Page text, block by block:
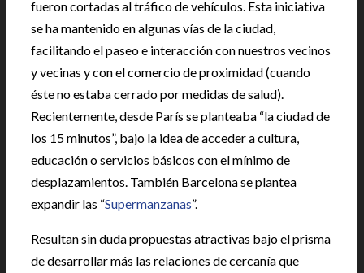
fueron cortadas al tráfico de vehículos. Esta iniciativa
se ha mantenido en algunas vías de la ciudad,
facilitando el paseo e interacción con nuestros vecinos
y vecinas y con el comercio de proximidad (cuando
éste no estaba cerrado por medidas de salud).
Recientemente, desde París se planteaba “la ciudad de
los 15 minutos”, bajo la idea de acceder a cultura,
educación o servicios básicos con el mínimo de
desplazamientos. También Barcelona se plantea
expandir las “Supermanzanas”.
Resultan sin duda propuestas atractivas bajo el prisma
de desarrollar más las relaciones de cercanía que